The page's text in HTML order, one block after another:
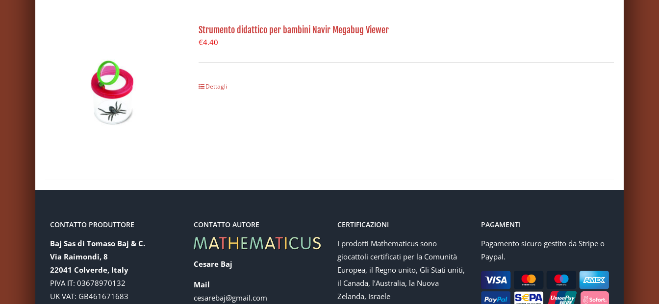
Strumento didattico per bambini Navir Megabug Viewer
€4.40
Dettagli
CONTATTO PRODUTTORE
Baj Sas di Tomaso Baj & C.
Via Raimondi, 8
22041 Colverde, Italy
PIVA IT: 03678970132
UK VAT: GB461671683
CONTATTO AUTORE
Cesare Baj
Mail
cesarebaj@gmail.com
CERTIFICAZIONI
I prodotti Mathematicus sono
giocattoli certificati per la Comunità
Europea, il Regno unito, Gli Stati uniti,
il Canada, l’Australia, la Nuova
Zelanda, Israele
PAGAMENTI
Pagamento sicuro gestito da Stripe o
Paypal.